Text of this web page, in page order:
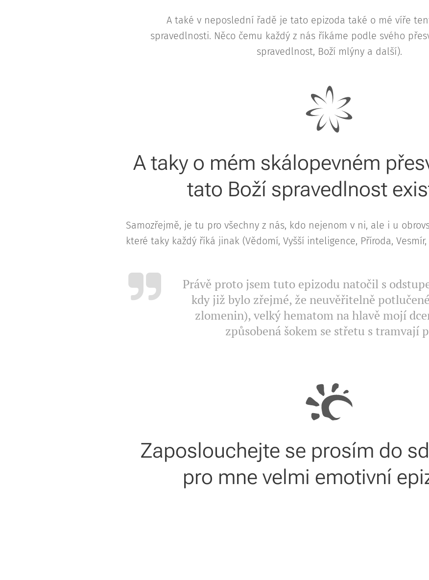
A také v neposlední řadě je tato epizoda také o mé víře
spravedlnosti. Něco čemu každý z nás říkáme podle svého
spravedlnost, Boží mlýny a další).
A taky o mém skálopevném
tato Boží spravedlnost
Samozřejmě, je tu pro všechny z nás, kdo nejenom v ni, ale i u
které taky každý říká jinak (Vědomí, Vyšší inteligence, Příroda,
Právě proto jsem tuto epizodu natočil s
kdy již bylo zřejmé, že neuvěřitelně
zlomenin), velký hematom na hlavě mojí
způsobená šokem se střetu s tramvají
Zaposlouchejte se prosím do
pro mne velmi emotivní